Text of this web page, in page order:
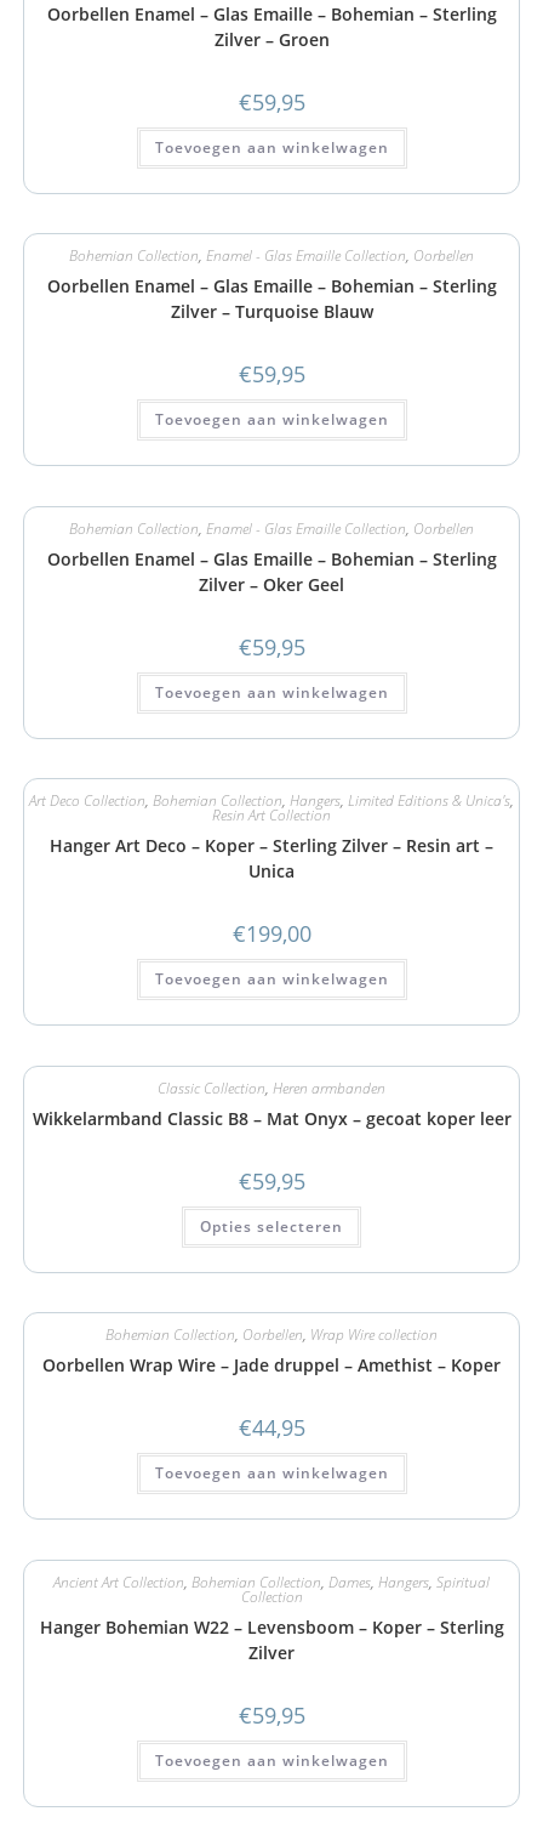
Oorbellen Enamel – Glas Emaille – Bohemian – Sterling
Zilver – Groen
€59,95
Toevoegen aan winkelwagen
Bohemian Collection, Enamel - Glas Emaille Collection, Oorbellen
Oorbellen Enamel – Glas Emaille – Bohemian – Sterling
Zilver – Turquoise Blauw
€59,95
Toevoegen aan winkelwagen
Bohemian Collection, Enamel - Glas Emaille Collection, Oorbellen
Oorbellen Enamel – Glas Emaille – Bohemian – Sterling
Zilver – Oker Geel
€59,95
Toevoegen aan winkelwagen
Art Deco Collection, Bohemian Collection, Hangers, Limited Editions & Unica's,
Resin Art Collection
Hanger Art Deco – Koper – Sterling Zilver – Resin art –
Unica
€199,00
Toevoegen aan winkelwagen
Classic Collection, Heren armbanden
Wikkelarmband Classic B8 – Mat Onyx – gecoat koper leer
€59,95
Opties selecteren
Bohemian Collection, Oorbellen, Wrap Wire collection
Oorbellen Wrap Wire – Jade druppel – Amethist – Koper
€44,95
Toevoegen aan winkelwagen
Ancient Art Collection, Bohemian Collection, Dames, Hangers, Spiritual
Collection
Hanger Bohemian W22 – Levensboom – Koper – Sterling
Zilver
€59,95
Toevoegen aan winkelwagen